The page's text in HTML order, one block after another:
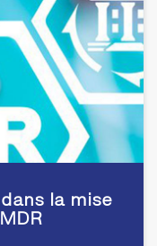
la mise